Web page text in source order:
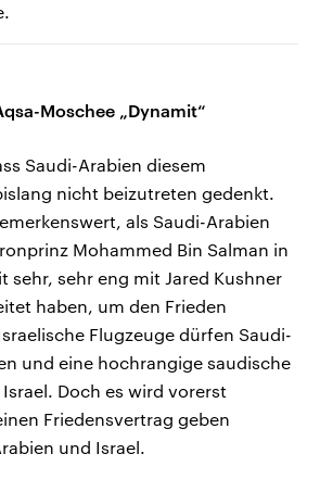
Moschee „Dynamit“
Saudi-Arabien diesem
nicht beizutreten gedenkt.
als Saudi-Arabien
Mohammed Bin Salman in
sehr, sehr eng mit Jared Kushner
haben, um den Frieden
Flugzeuge dürfen Saudi-
und eine hochrangige saudische
Doch es wird vorerst
Friedensvertrag geben
und Israel.